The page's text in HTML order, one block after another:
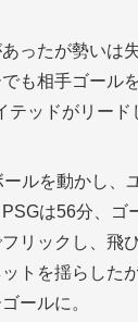
ったが勢いは
も相手ゴール
テッドがリード
ルを動かし、
は56分、ゴ
リックし、飛
トを揺らした
ールに。